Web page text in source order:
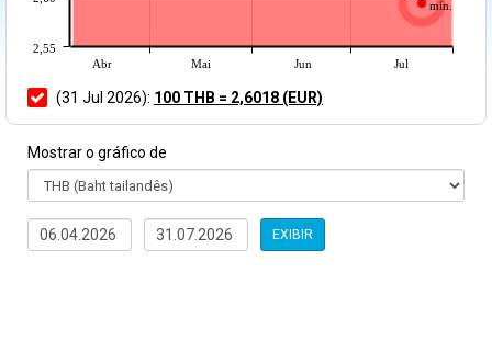
mín.
Abr Mai Jun Jul
2,55
(31 Jul 2026): 100 THB = 2,6018 (EUR)
Mostrar o gráfico de
EXIBIR